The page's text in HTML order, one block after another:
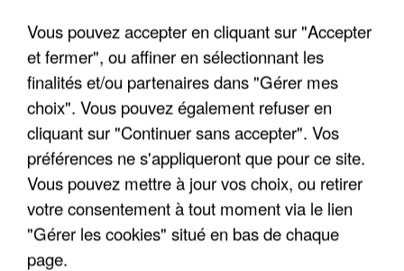
LES DONNÉES DE 300 000 CLIENTS DÉROBÉES À
INTERMARCHÉ APRÈS UNE...
Vous pouvez accepter en cliquant sur "Accepter
et fermer", ou affiner en sélectionnant les
finalités et/ou partenaires dans "Gérer mes
choix". Vous pouvez également refuser en
cliquant sur "Continuer sans accepter". Vos
préférences ne s'appliqueront que pour ce site.
Vous pouvez mettre à jour vos choix, ou retirer
votre consentement à tout moment via le lien
"Gérer les cookies" situé en bas de chaque
page.